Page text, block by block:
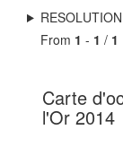
RESOLUTION
From 1 - 1 / 1
Carte
l'Or 2014